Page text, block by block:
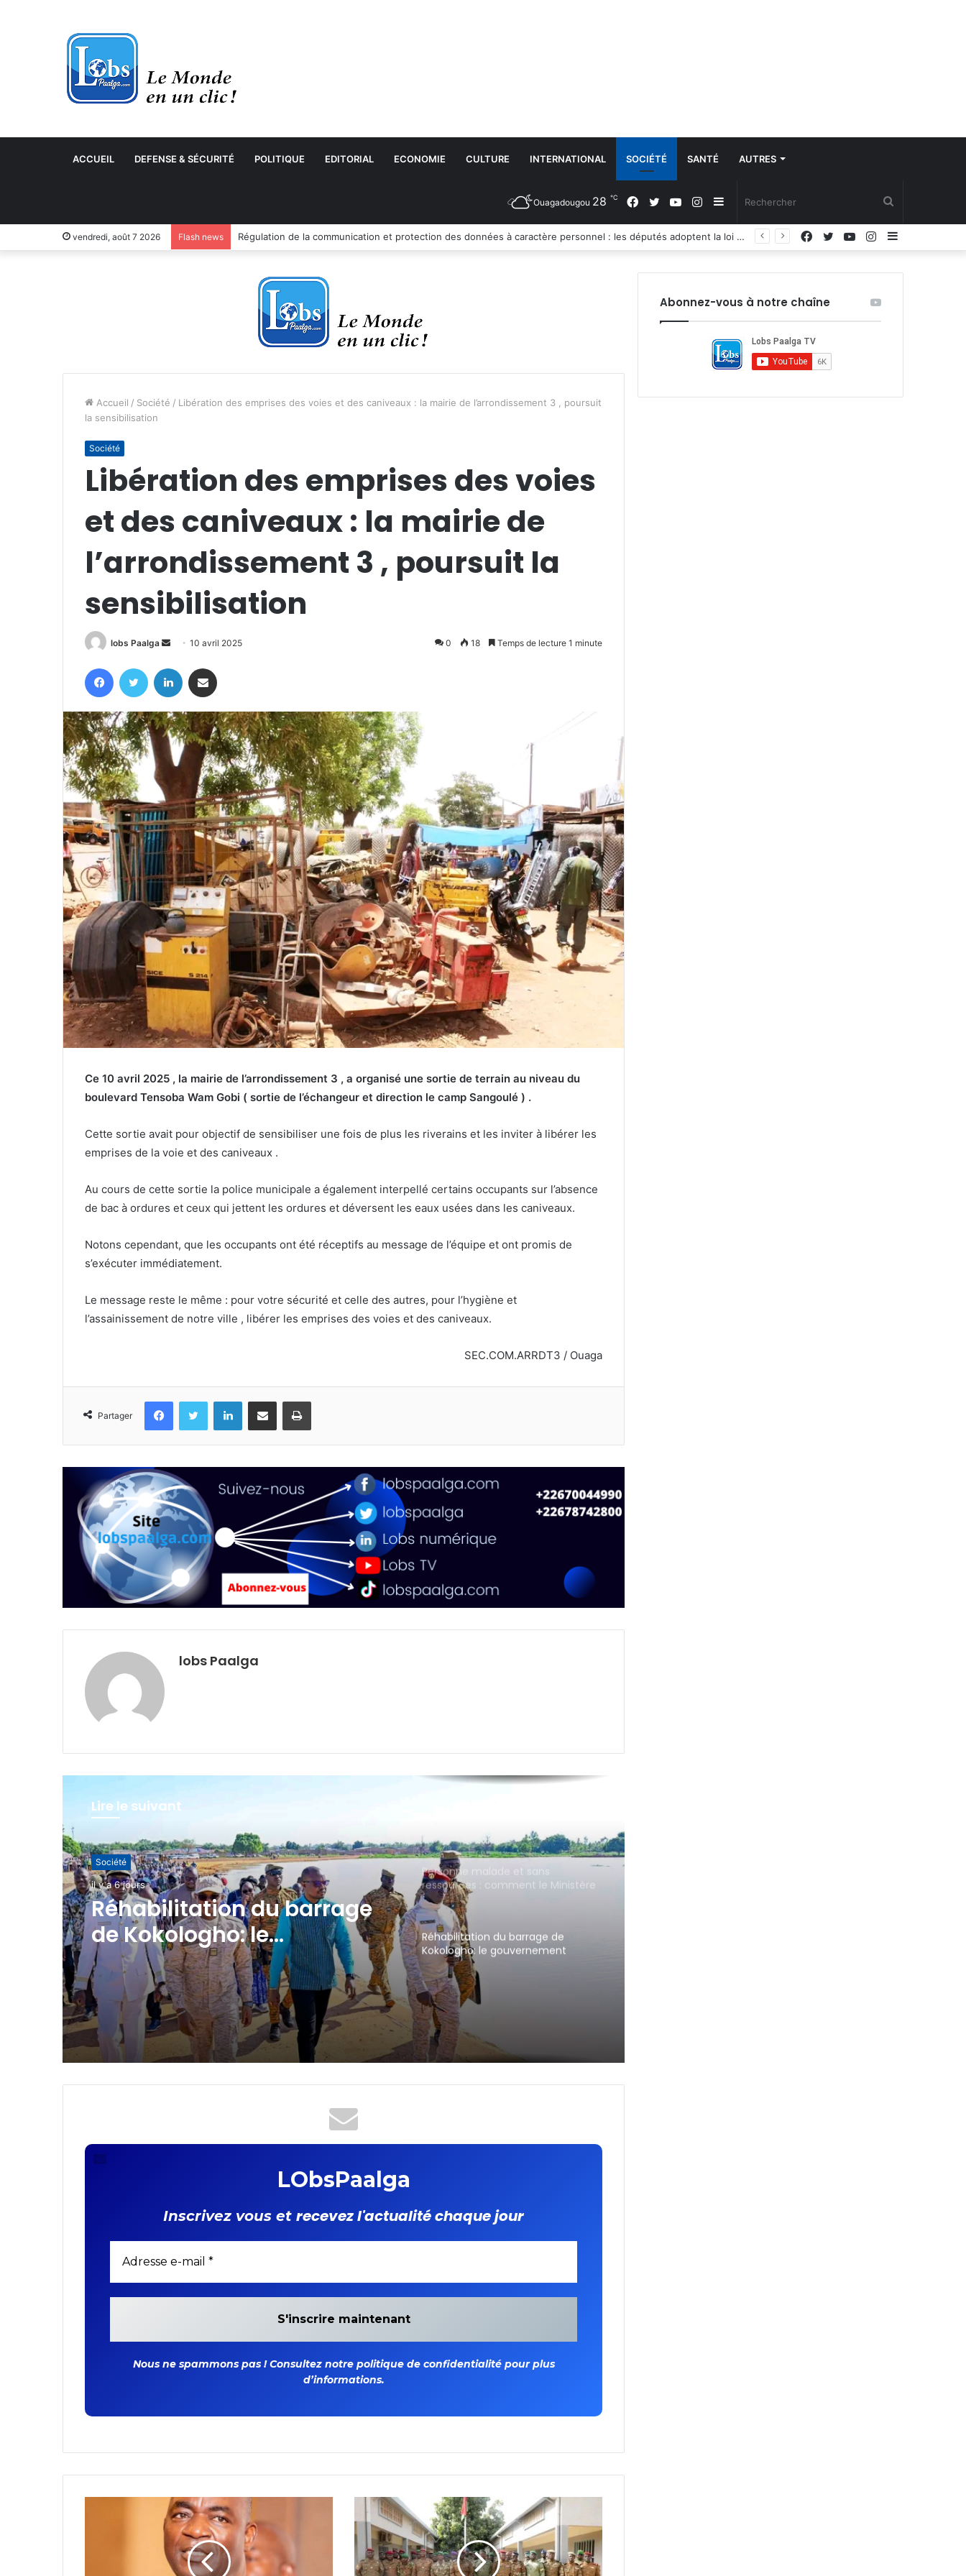
ACCUEIL DEFENSE & SÉCURITÉ POLITIQUE EDITORIAL ECONOMIE CULTURE INTERNATIONAL SOCIÉTÉ SANTÉ AUTRES
Sidebar
(barre
Instagram
YouTube
Twitter
Facebook
Ouagadougou 28 ℃
vendredi, août 7 2026 Flash news Régulation de la communication et protection des données à caractère personnel : les députés adoptent la loi organique
Sidebar
Instagram
YouTube
Twitter
Facebook
Accueil / Société / Libération des emprises des voies et des caniveaux : la mairie de l’arrondissement 3 , poursuit
la sensibilisation
Société
Libération des emprises des voies
et des caniveaux : la mairie de
l’arrondissement 3 , poursuit la
sensibilisation
lobs Paalga
Envoyer
courriel
10 avril 2025 0 18 Temps de lecture 1 minute
FacebookTwitter Linkedin
Ce 10 avril 2025 , la mairie de l’arrondissement 3 , a organisé une sortie de terrain au niveau du
boulevard Tensoba Wam Gobi ( sortie de l’échangeur et direction le camp Sangoulé ) .
Cette sortie avait pour objectif de sensibiliser une fois de plus les riverains et les inviter à libérer les
emprises de la voie et des caniveaux .
Au cours de cette sortie la police municipale a également interpellé certains occupants sur l’absence
de bac à ordures et ceux qui jettent les ordures et déversent les eaux usées dans les caniveaux.
Notons cependant, que les occupants ont été réceptifs au message de l’équipe et ont promis de
s’exécuter immédiatement.
Le message reste le même : pour votre sécurité et celle des autres, pour l’hygiène et
l’assainissement de notre ville , libérer les emprises des voies et des caniveaux.
SEC.COM.ARRDT3 / Ouaga
Partager
FacebookTwitter LinkedinPartager par email Imprimer
lobs Paalga
Lire le suivant
Société
il y a 5 heures
Secteur des cycles et
motocycles : vers un
marché plus sain,
transparent et équitable
transparent et équitable
Personne malade et sans
ressources : comment le Ministère
de la Famille et de la Solidarité
intervient-il ?
Réhabilitation du barrage de
Kokologho: le gouvernement
renforce les bases de la
souveraineté alimentaire
LObsPaalga
Inscrivez vous et recevez l'actualité chaque jour
Nous ne spammons pas ! Consultez notre politique de confidentialité pour plus
d’informations.
Abonnez-vous à notre chaîne